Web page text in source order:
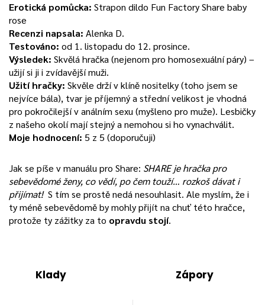
Erotická pomůcka: Strapon dildo Fun Factory Share baby
rose
Recenzi napsala: Alenka D.
Testováno: od 1. listopadu do 12. prosince.
Výsledek: Skvělá hračka (nejenom pro homosexuální páry) –
užijí si ji i zvídavější muži.
Užití hračky: Skvěle drží v klíně nositelky (toho jsem se
nejvíce bála), tvar je příjemný a střední velikost je vhodná
pro pokročilejší v análním sexu (myšleno pro muže). Lesbičky
z našeho okolí mají stejný a nemohou si ho vynachválit.
Moje hodnocení: 5 z 5 (doporučuji)
Jak se píše v manuálu pro Share: SHARE je hračka pro
sebevědomé ženy, co vědí, po čem touží… rozkoš dávat i
přijímat! S tím se prostě nedá nesouhlasit. Ale myslím, že i
ty méně sebevědomě by mohly přijít na chuť této hračce,
protože ty zážitky za to opravdu stojí.
Klady Zápory